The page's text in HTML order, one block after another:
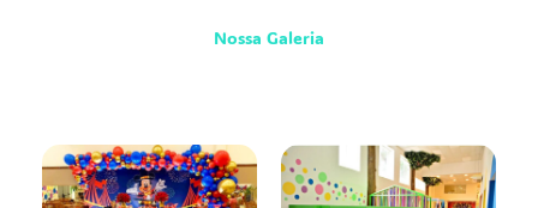
Nossa Galeria